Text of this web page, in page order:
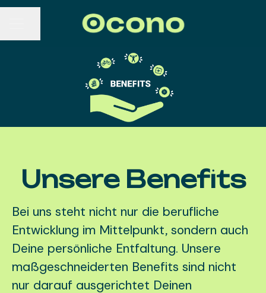
Unsere Benefits
Bei uns steht nicht nur die berufliche
Entwicklung im Mittelpunkt, sondern auch
Deine persönliche Entfaltung. Unsere
maßgeschneiderten Benefits sind nicht
nur darauf ausgerichtet Deinen